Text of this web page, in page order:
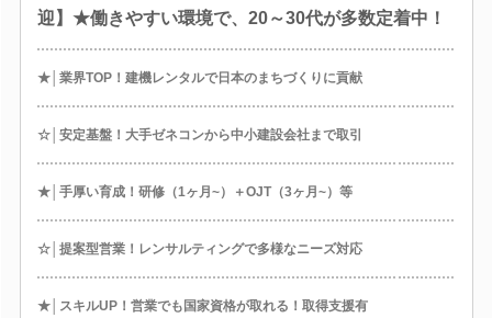
迎】★働きやすい環境で、20～30代が多数定着中！
★│業界TOP！建機レンタルで日本のまちづくりに貢献
☆│安定基盤！大手ゼネコンから中小建設会社まで取引
★│手厚い育成！研修（1ヶ月~）＋OJT（3ヶ月~）等
☆│提案型営業！レンサルティングで多様なニーズ対応
★│スキルUP！営業でも国家資格が取れる！取得支援有